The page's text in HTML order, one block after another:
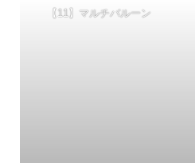
【11】マルチバルーン